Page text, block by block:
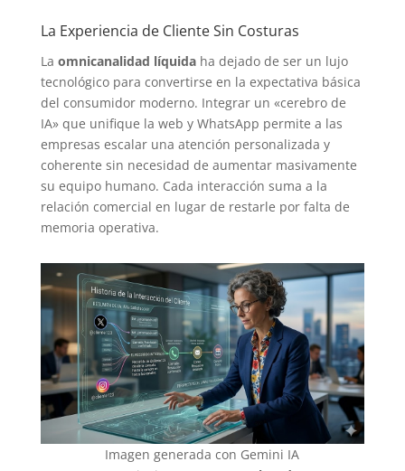
La Experiencia de Cliente Sin Costuras
La omnicanalidad líquidaha dejado de ser un lujo
tecnológico para convertirse en la expectativa básica
del consumidor moderno. Integrar un «cerebro de
IA» que unifique la web y WhatsApp permite a las
empresas escalar una atención personalizada y
coherente sin necesidad de aumentar masivamente
su equipo humano. Cada interacción suma a la
relación comercial en lugar de restarle por falta de
memoria operativa.
Imagen generada con Gemini IA